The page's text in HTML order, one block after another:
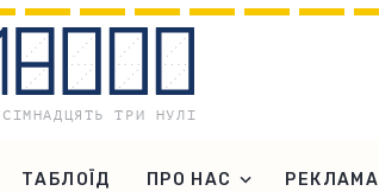
ТАБЛОЇД ПРО НАС РЕКЛАМА